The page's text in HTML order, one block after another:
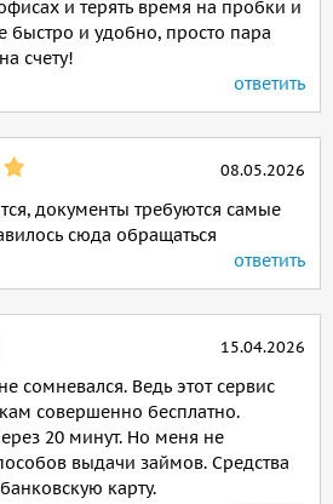
и терять время на пробки и
быстро и удобно, просто пара
счету!
ответить
08.05.2026
документы требуются самые
сюда обращаться
ответить
15.04.2026
сомневался. Ведь этот сервис
совершенно бесплатно.
20 минут. Но меня не
выдачи займов. Средства
карту.